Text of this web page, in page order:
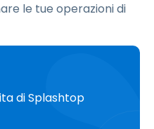
le tue operazioni di
di Splashtop